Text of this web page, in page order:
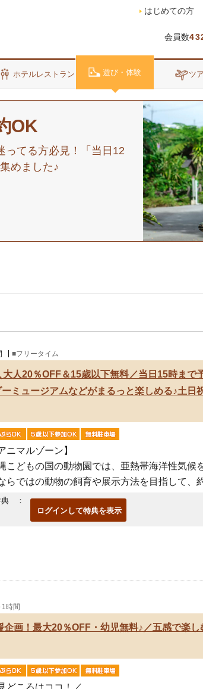
会員数
はじめての方
ホテルレストラン 遊び・体験 ツ
OK
ってる方必見！「当日12
めました♪
■フリータイム
人20％OFF＆15歳以下無料／当日15時ま
ミュージアムなどがまるっと楽しめる♪土
ニマルゾーン】
こどもの国の動物園では、亜熱帯海洋性気候
らではの動物の飼育や展示方法を目指して、
体の動物たちを飼育しています。世界中でここ
種が多い琉
典 ：
ログインして特典を表示
時間
画！最大20％OFF・幼児無料♪／五感で楽